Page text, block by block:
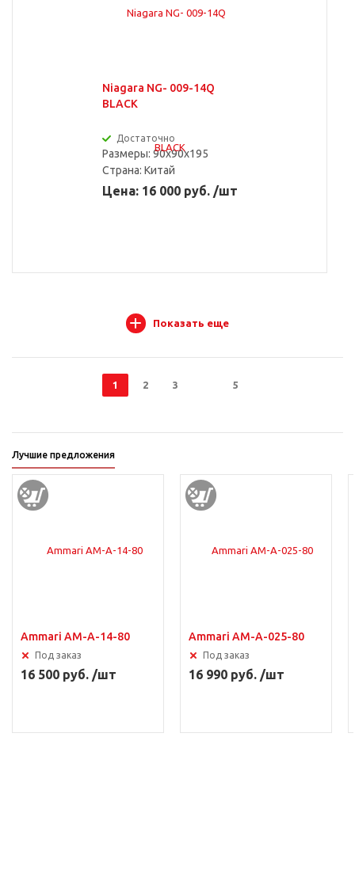
Niagara NG- 009-14Q
BLACK
Достаточно
Размеры: 90x90x195
Страна: Китай
Цена: 16 000 руб. /шт
Показать еще
1 2 3 5
Лучшие предложения
Ammari AM-A-14-80
Под заказ
16 500 руб. /шт
Ammari AM-A-025-80
Под заказ
16 990 руб. /шт